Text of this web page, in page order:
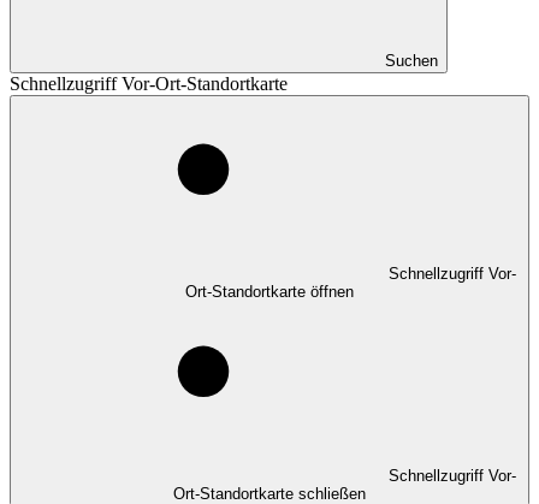
Suchen
Schnellzugriff Vor-Ort-Standortkarte
Schnellzugriff Vor-
Ort-Standortkarte öffnen
Schnellzugriff Vor-
Ort-Standortkarte schließen